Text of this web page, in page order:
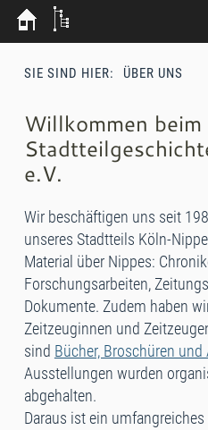
SIE SIND HIER: ÜBER UNS
Willkommen
e.V.
Wir beschäftigen uns seit
unseres Stadtteils Köln-
Material über Nippes:
Forschungsarbeiten,
Dokumente. Zudem haben
Zeitzeuginnen und
sind Bücher, Broschüren
Ausstellungen wurden
abgehalten.
Daraus ist ein